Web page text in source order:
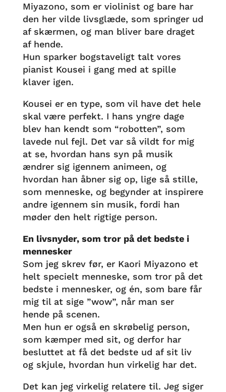
Miyazono, som er violinist og bare har
den her vilde livsglæde, som springer ud
af skærmen, og man bliver bare draget
af hende.
Hun sparker bogstaveligt talt vores
pianist Kousei i gang med at spille
klaver igen.
Kousei er en type, som vil have det hele
skal være perfekt. I hans yngre dage
blev han kendt som “robotten”, som
lavede nul fejl. Det var så vildt for mig
at se, hvordan hans syn på musik
ændrer sig igennem animeen, og
hvordan han åbner sig op, lige så stille,
som menneske, og begynder at inspirere
andre igennem sin musik, fordi han
møder den helt rigtige person.
En livsnyder, som tror på det bedste i
mennesker
Som jeg skrev før, er Kaori Miyazono et
helt specielt menneske, som tror på det
bedste i mennesker, og én, som bare får
mig til at sige ”wow”, når man ser
hende på scenen.
Men hun er også en skrøbelig person,
som kæmper med sit, og derfor har
besluttet at få det bedste ud af sit liv
og skjule, hvordan hun virkelig har det.
Det kan jeg virkelig relatere til. Jeg siger